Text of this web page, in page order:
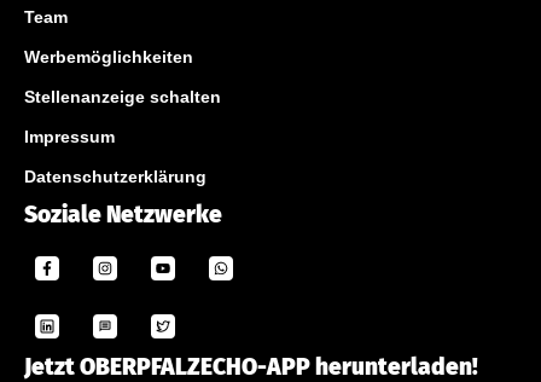
Team
Werbemöglichkeiten
Stellenanzeige schalten
Impressum
Datenschutzerklärung
Soziale Netzwerke
Jetzt OBERPFALZECHO-APP herunterladen!